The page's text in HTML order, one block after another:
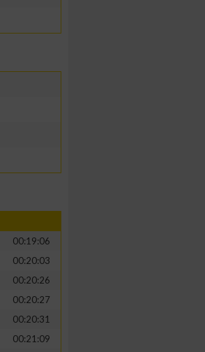
00:19:06
00:20:03
00:20:26
00:20:27
00:20:31
00:21:09